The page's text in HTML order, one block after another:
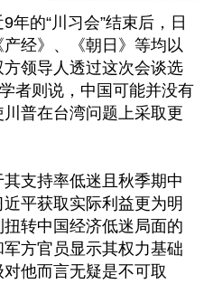
年的“川习会”结束后，日
经》、《朝日》等均以
领导人透过这次会谈选
者则说，中国可能并没有
普在台湾问题上采取更
其支持率低迷且秋季期中
平获取实际利益更为明
转中国经济低迷局面的
方官员显示其权力基础
他而言无疑是不可取